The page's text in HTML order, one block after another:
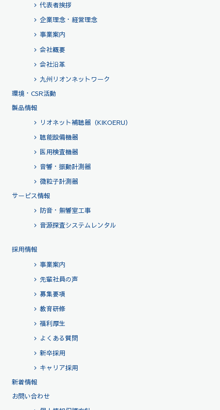
代表者挨拶
企業理念・経営理念
事業案内
会社概要
会社沿革
九州リオンネットワーク
環境・CSR活動
製品情報
リオネット補聴器（KIKOERU）
聴能設備機器
医用検査機器
音響・振動計測器
微粒子計測器
サービス情報
防音・無響室工事
音源探査システムレンタル
採用情報
事業案内
先輩社員の声
募集要項
教育研修
福利厚生
よくある質問
新卒採用
キャリア採用
新着情報
お問い合わせ